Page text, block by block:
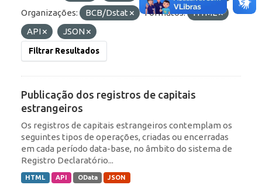
Organizações:
BCB/Dstat Formatos:
HTML
API
JSON
Filtrar Resultados
Publicação dos registros de capitais
estrangeiros
Os registros de capitais estrangeiros contemplam os
seguintes tipos de operações, criadas ou encerradas
em cada período data-base, no âmbito do sistema de
Registro Declaratório...
HTML API OData JSON